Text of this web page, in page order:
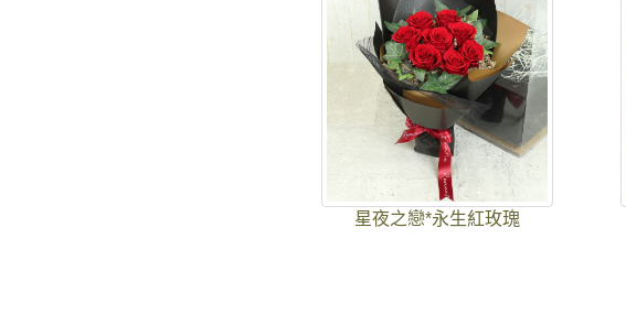
星夜之戀*永生紅玫瑰